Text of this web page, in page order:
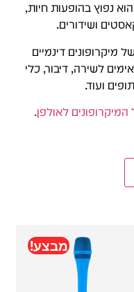
נפוץ בהופעות חיות,
ושידורים.
מיקרופונים דינמיים
לשירה, דיבור, כלי
ועוד.
המיקרופונים לאולפן.
מבצע!